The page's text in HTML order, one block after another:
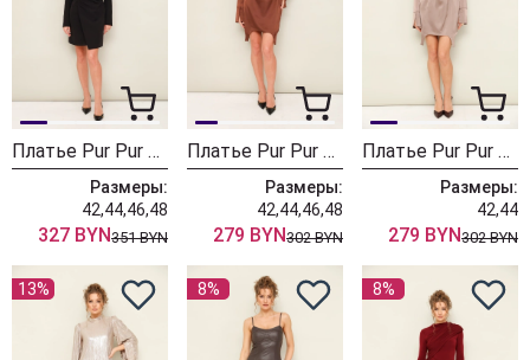
Платье Pur Pur 11-436
Размеры:
42,44,46,48
327 BYN351 BYN
Платье Pur Pur 11-438
Размеры:
42,44,46,48
279 BYN302 BYN
Платье Pur Pur 11-438-1
Размеры:
42,44
279 BYN302 BYN
13% 8% 8%